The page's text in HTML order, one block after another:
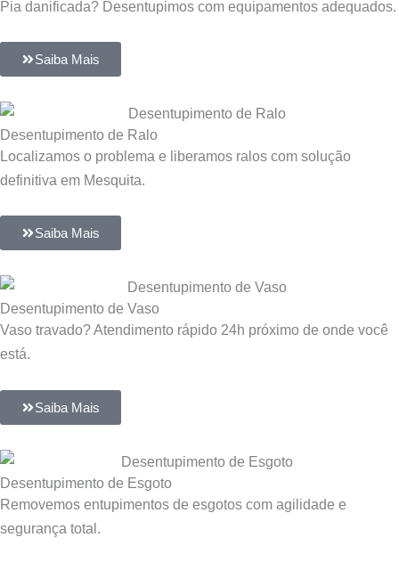
Pia danificada? Desentupimos com equipamentos adequados.
Saiba Mais
Desentupimento de Ralo
Localizamos o problema e liberamos ralos com solução
definitiva em Mesquita.
Saiba Mais
Desentupimento de Vaso
Vaso travado? Atendimento rápido 24h próximo de onde você
está.
Saiba Mais
Desentupimento de Esgoto
Removemos entupimentos de esgotos com agilidade e
segurança total.